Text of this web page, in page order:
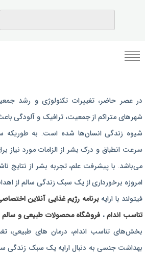
رژیم غذایی بارداری
برنامه رژیم درمانی
برنامه تمرین بدنسازی
برنامه تمرینی
محصولات طبیعی و سالم
در عصر حاضر،‌ تغییرات تکنولوژی و رشد
شهرهای متراکم از جمعیت، ترافیک و آلودگی
شیوه زندگی انسان‌ها شده است. به طوریکه
سرعت انطباق و درک بشر از الزامات مورد نیاز
می‌باشد. با پیشرفت علم، تجربه بشر از نتایج
امروزه برخورداری از یک سبک زندگی سالم از
فیتولند با ارایهبرنامه رژیم غذایی آنلاین
تناسب اندام، فروشگاه محصولات طبیعی و سالم
بخش‌های تناسب اندام، درمان های طبیعی،
بهداشت جنسی به دنبال ارایه یک سبک زندگی